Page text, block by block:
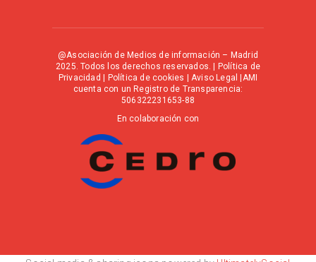
@Asociación de Medios de información – Madrid
2025. Todos los derechos reservados. |
Política de
Privacidad
Política de cookies Aviso Legal
|AMI
cuenta con un Registro de Transparencia:
506322231653-88
En colaboración con